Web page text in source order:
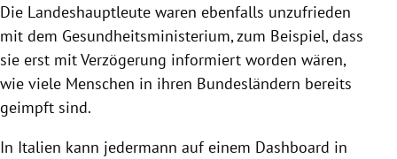
Die Landeshauptleute waren ebenfalls unzufrieden
mit dem Gesundheitsministerium, zum Beispiel, dass
sie erst mit Verzögerung informiert worden wären,
wie viele Menschen in ihren Bundesländern bereits
geimpft sind.
In Italien kann jedermann auf einem Dashboard in